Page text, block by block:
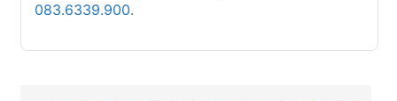
083.6339.900.